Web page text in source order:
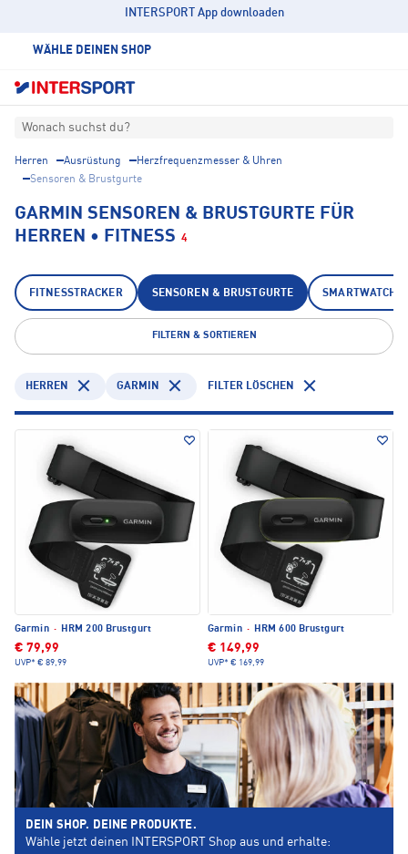
INTERSPORT App downloaden
WÄHLE DEINEN SHOP
Wonach suchst du?
Herren Ausrüstung
Herzfrequenzmesser & Uhren
Sensoren & Brustgurte
GARMIN SENSOREN & BRUSTGURTE FÜR
HERREN • FITNESS 4
FITNESSTRACKER SENSOREN & BRUSTGURTE
FILTERN & SORTIEREN
HERREN GARMIN FILTER LÖSCHEN
Garmin · HRM 200 Brustgurt
€ 79,99
UVP* € 89,99
Garmin · HRM 600 Brustgurt
€ 149,99
UVP* € 169,99
DEIN SHOP. DEINE PRODUKTE.
Wähle jetzt deinen INTERSPORT Shop aus und erhalte: